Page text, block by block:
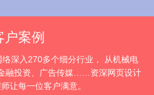
户案例
深入270多个细分行业， 从机械电
融投资、广告传媒……资深网页设计
让每一位客户满意。